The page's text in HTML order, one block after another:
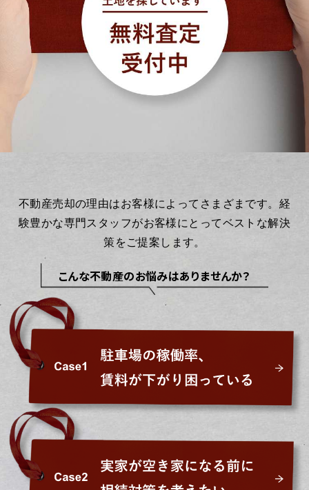
不動産売却の理由はお客様によってさまざまです。 経
験豊かな専門スタッフがお客様にとってベストな解決
策をご提案します。
こんな不動産のお悩みはありませんか？